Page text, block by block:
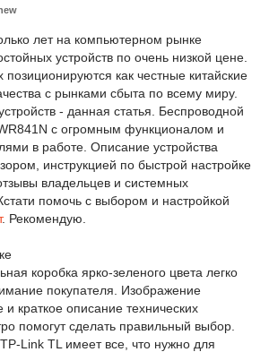
лет на компьютерном рынке
устройств по очень низкой цене.
позиционируются как честные китайские
с рынками сбыта по всему миру.
- данная статья. Беспроводной
с огромным функционалом и
в работе. Описание устройства
инструкцией по быстрой настройке
владельцев и системных
помочь с выбором и настройкой
. Рекомендую.
коробка ярко-зеленого цвета легко
покупателя. Изображение
и краткое описание технических
помогут сделать правильный выбор.
Link TL имеет все, что нужно для